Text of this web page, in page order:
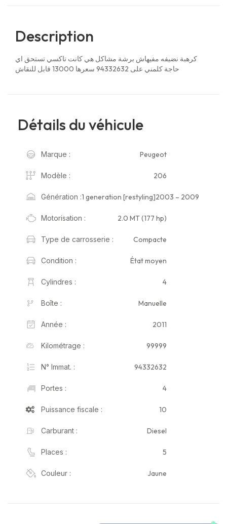
Description
كرهبة نضيفه مفيهاش برشة مشاكل هي كانت تاكسي تستحق اي
حاجة كلمني على 94332632 سعرها 13000 قابل للنقاش
Détails du véhicule
Marque : Peugeot
Modèle : 206
Génération :1 generation [restyling]2003 – 2009
Motorisation : 2.0 MT (177 hp)
Type de carrosserie : Compacte
Condition : État moyen
Cylindres : 4
Boîte : Manuelle
Année : 2011
Kilométrage : 99999
N° Immat. : 94332632
Portes : 4
Puissance fiscale : 10
Carburant : Diesel
Places : 5
Couleur : Jaune